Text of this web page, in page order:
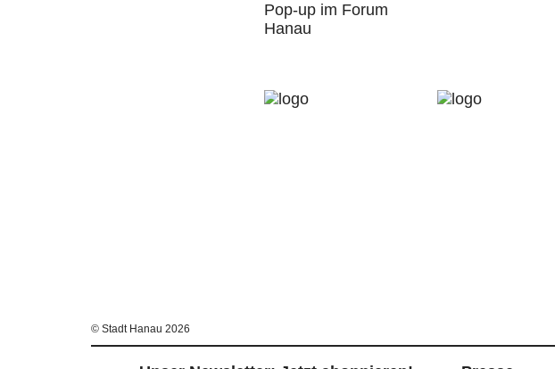
Pop-up im Forum
Hanau
© Stadt Hanau 2026